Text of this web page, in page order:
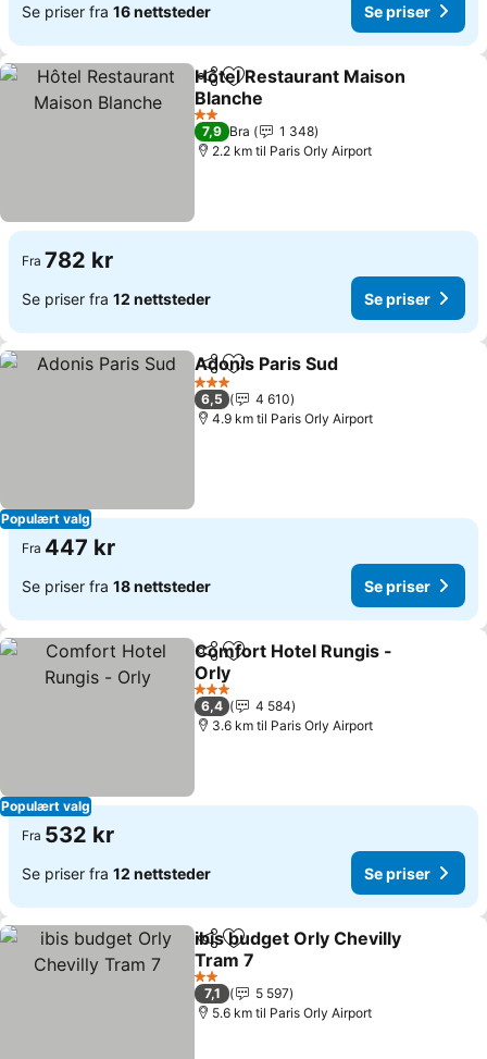
Se priser fra 16 nettsteder Se priser
Del Legg til i favoritter
Hôtel Restaurant Maison
Blanche
Se priser
2 Stjerner
7,9 Bra
1 348
2.2 km til Paris Orly Airport
Fra 782 kr
Se priser fra 12 nettsteder Se priser
Populært valg
Del Legg til i favoritter
Adonis Paris Sud
3 Stjerner
6,5
4 610
4.9 km til Paris Orly Airport
Fra 447 kr
Se priser fra 18 nettsteder Se priser
Populært valg
Del Legg til i favoritter
Comfort Hotel Rungis -
Orly
Se priser
3 Stjerner
6,4
4 584
3.6 km til Paris Orly Airport
Fra 532 kr
Se priser fra 12 nettsteder Se priser
Del Legg til i favoritter
ibis budget Orly Chevilly
Tram 7
Se priser
2 Stjerner
7,1
5 597
5.6 km til Paris Orly Airport